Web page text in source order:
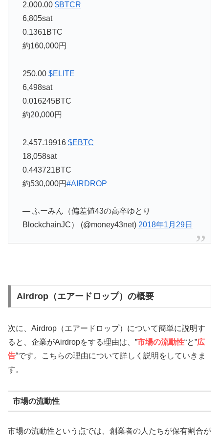
2,000.00 $BTCR
6,805sat
0.1361BTC
約160,000円
250.00 $ELITE
6,498sat
0.016245BTC
約20,000円
2,457.19916 $EBTC
18,058sat
0.443721BTC
約530,000円#AIRDROP
— ふーみん（偏差値43の高卒ゆとり
BlockchainJC） (@money43net) 2018年1月29日
Airdrop（エアードロップ）の概要
次に、Airdrop（エアードロップ）について簡単に説明す
ると、企業がAirdropをする理由は、”市場の流動性“と”広
告“です。こちらの理由について詳しく説明をしていきま
す。
市場の流動性
市場の流動性という点では、創業者の人たちが保有割合が